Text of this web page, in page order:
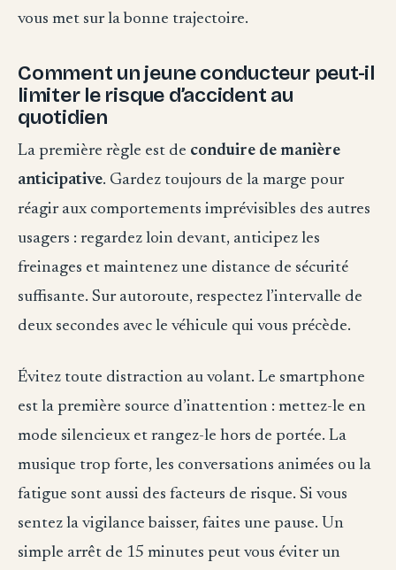
vous met sur la bonne trajectoire.
Comment un jeune conducteur peut-il
limiter le risque d’accident au
quotidien
La première règle est de conduire de manière
anticipative. Gardez toujours de la marge pour
réagir aux comportements imprévisibles des autres
usagers : regardez loin devant, anticipez les
freinages et maintenez une distance de sécurité
suffisante. Sur autoroute, respectez l’intervalle de
deux secondes avec le véhicule qui vous précède.
Évitez toute distraction au volant. Le smartphone
est la première source d’inattention : mettez-le en
mode silencieux et rangez-le hors de portée. La
musique trop forte, les conversations animées ou la
fatigue sont aussi des facteurs de risque. Si vous
sentez la vigilance baisser, faites une pause. Un
simple arrêt de 15 minutes peut vous éviter un